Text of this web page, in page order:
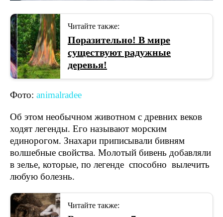
Читайте также:
Поразительно! В мире
существуют радужные
деревья!
Фото: animalradee
Об этом необычном животном с древних веков
ходят легенды. Его называют морским
единорогом. Знахари приписывали бивням
волшебные свойства. Молотый бивень добавляли
в зелье, которые, по легенде способно вылечить
любую болезнь.
Читайте также: